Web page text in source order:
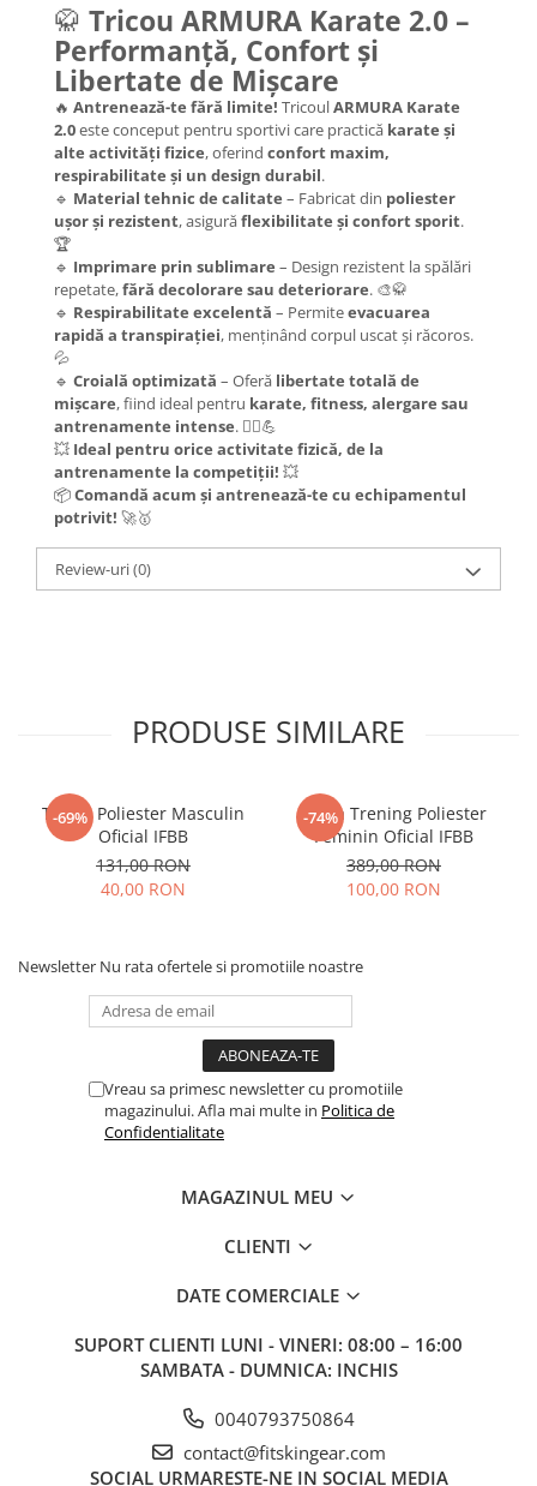
🥋 Tricou ARMURA Karate 2.0 –
Performanță, Confort și
Libertate de Mișcare
🔥 Antrenează-te fără limite! TricoulARMURA Karate
2.0este conceput pentru sportivi care practică karate și
alte activități fizice, oferind confort maxim,
respirabilitate și un design durabil.
🔹 Material tehnic de calitate – Fabricat din poliester
ușor și rezistent, asigurăflexibilitate și confort sporit.
🏆
🔹 Imprimare prin sublimare – Design rezistent la spălări
repetate,fără decolorare sau deteriorare. 🎨🥋
🔹 Respirabilitate excelentă – Permiteevacuarea
rapidă a transpirației, menținând corpul uscat și răcoros.
💦
🔹 Croială optimizată – Oferă libertate totală de
mișcare, fiind ideal pentru karate, fitness, alergare sau
antrenamente intense. 🏃‍♂️💪
💥 Ideal pentru orice activitate fizică, de la
antrenamente la competiții! 💥
📦Comandă acum și antrenează-te cu echipamentul
potrivit! 🚀🥇
Review-uri(0)
PRODUSE SIMILARE
-69%
Tricou Poliester Masculin
Oficial IFBB
131,00 RON
40,00 RON
-74%
Bluza Trening Poliester
Feminin Oficial IFBB
389,00 RON
100,00 RON
Newsletter Nu rata ofertele si promotiile noastre
Vreau sa primesc newsletter cu promotiile
magazinului. Afla mai multe in Politica de
Confidentialitate
MAGAZINUL MEU
CLIENTI
DATE COMERCIALE
SUPORT CLIENTI LUNI - VINERI: 08:00 – 16:00
SAMBATA - DUMNICA: INCHIS
0040793750864
contact@fitskingear.com
SOCIAL URMARESTE-NE IN SOCIAL MEDIA